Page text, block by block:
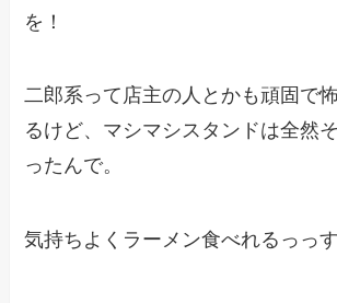
を！
二郎系って店主の人とかも頑固で
るけど、マシマシスタンドは全然
ったんで。
気持ちよくラーメン食べれるっっす